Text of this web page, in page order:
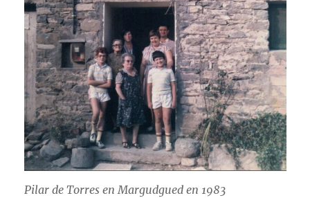
Pilar de Torres en Margudgued en 1983